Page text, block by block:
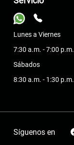
Lunes a Viernes
7:30 a.m. - 7:00 p.m.
Sábados
8:30 a.m. - 1:30 p.m.
Síguenos en